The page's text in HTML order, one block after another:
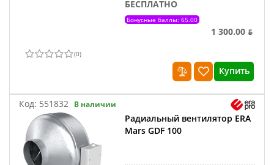
БЕСПЛАТНО
Бонусные баллы: 65.00
1 300.00 ƃ
(0)
Купить
Код: 551832 В наличии
Радиальный вентилятор ERA
Mars GDF 100